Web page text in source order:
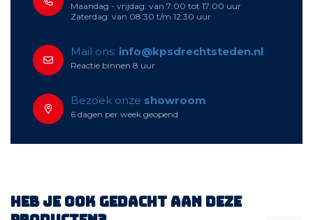
Maandag - vrijdag: van 7:00 tot 17:00 uur
Zaterdag: van 08:30 t/m 12:30 uur
Mail ons: info@kpsdrechtsteden.nl
Reactie binnen 8 uur
Bezoek onze showroom
6 dagen per week geopend
Heb je ook gedacht aan deze